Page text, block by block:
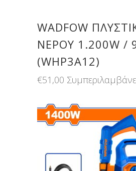
WADFOW
ΝΕΡΟΥ 1.200W /
(WHP3A12)
€51,00